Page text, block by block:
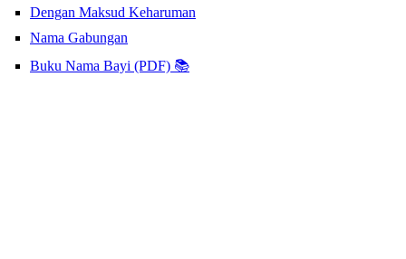
Dengan Maksud Keharuman
Nama Gabungan
Buku Nama Bayi (PDF) 📚